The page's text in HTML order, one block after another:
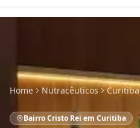
Home Nutracêuticos Curitiba
Bairro Cristo Rei em Curitiba